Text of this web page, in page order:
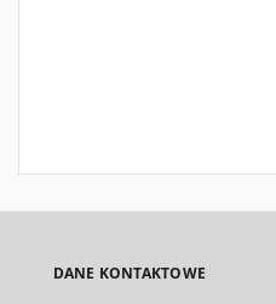
DANE KONTAKTOWE